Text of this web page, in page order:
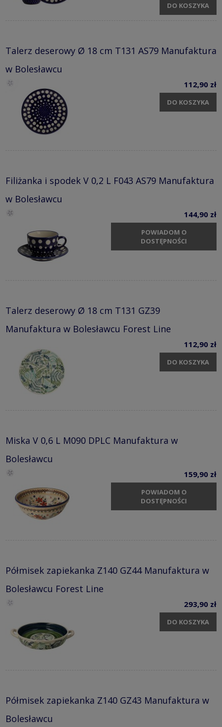
DO KOSZYKA
Talerz deserowy Ø 18 cm T131 AS79 Manufaktura
w Bolesławcu
112,90 zł
DO KOSZYKA
Filiżanka i spodek V 0,2 L F043 AS79 Manufaktura
w Bolesławcu
144,90 zł
POWIADOM O
DOSTĘPNOŚCI
Talerz deserowy Ø 18 cm T131 GZ39
Manufaktura w Bolesławcu Forest Line
112,90 zł
DO KOSZYKA
Miska V 0,6 L M090 DPLC Manufaktura w
Bolesławcu
159,90 zł
POWIADOM O
DOSTĘPNOŚCI
Półmisek zapiekanka Z140 GZ44 Manufaktura w
Bolesławcu Forest Line
293,90 zł
DO KOSZYKA
Półmisek zapiekanka Z140 GZ43 Manufaktura w
Bolesławcu